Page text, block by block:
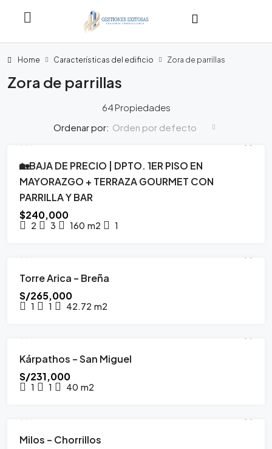
Home Características del edificio Zora de parrillas
Zora de parrillas
64 Propiedades
Ordenar por: Orden por defecto
DESTACADO VENTA PERFECTO ESTADO
🏡BAJA DE PRECIO | DPTO. 1ER PISO EN
MAYORAZGO + TERRAZA GOURMET CON
PARRILLA Y BAR
$240,000
2 3 160 m2 1
Torre Arica – Breña
S/265,000
1 1 42.72 m2
PROYECTO INMOBILIARIO
Kárpathos – San Miguel
S/231,000
1 1 40 m2
Milos – Chorrillos